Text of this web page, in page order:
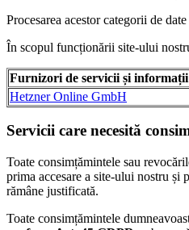
Procesarea acestor categorii de
În scopul funcționării site-ului
Furnizori de servicii și
Hetzner Online GmbH
Servicii care necesită
Toate consimțămintele sau
prima accesare a site-ului nostru și
rămâne justificată.
Toate consimțămintele